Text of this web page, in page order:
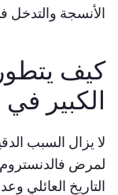
والتدخل في
يتطور
في
يزال السبب الدقيق
فالدنستروم